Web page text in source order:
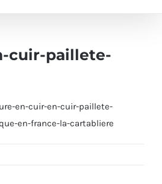
cuir-paillete-